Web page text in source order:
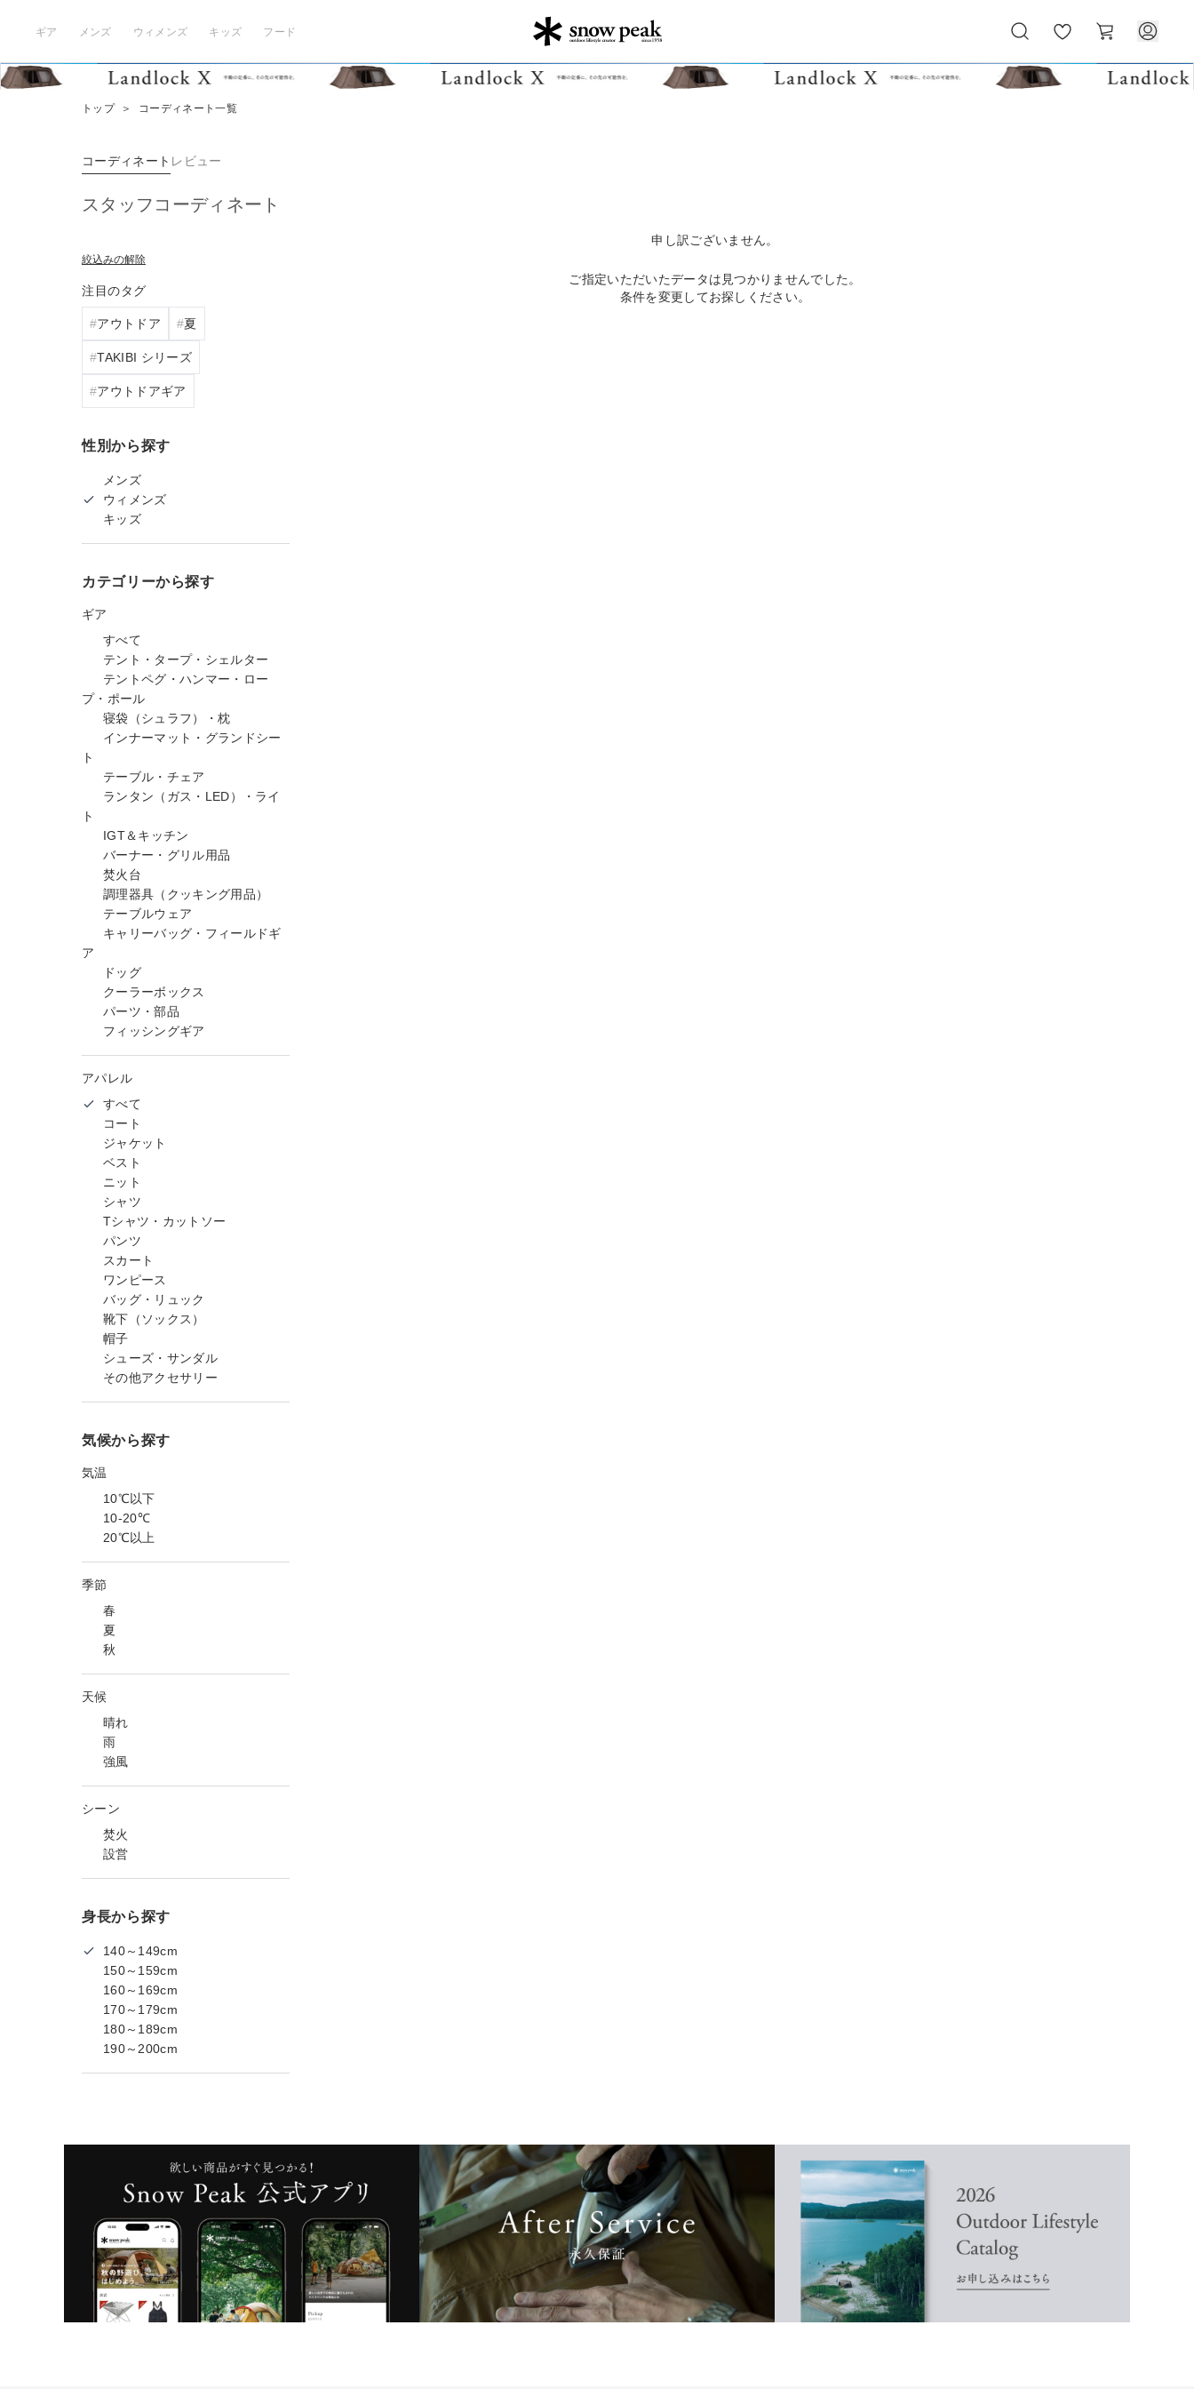
ギア メンズ ウィメンズ キッズ フード
気
に
ー
ト
トップ ＞ コーディネート一覧
コーディネート レビュー
スタッフコーディネート
絞込みの解除
注目のタグ
アウトドア 夏
TAKIBI シリーズ
アウトドアギア
性別から探す
メンズ
ウィメンズ
キッズ
カテゴリーから探す
ギア
すべて
テント・タープ・シェルター
テントペグ・ハンマー・ロー
プ・ポール
寝袋（シュラフ）・枕
インナーマット・グランドシー
ト
テーブル・チェア
ランタン（ガス・LED）・ライ
ト
IGT＆キッチン
バーナー・グリル用品
焚火台
調理器具（クッキング用品）
テーブルウェア
キャリーバッグ・フィールドギ
ア
ドッグ
クーラーボックス
パーツ・部品
フィッシングギア
アパレル
すべて
コート
ジャケット
ベスト
ニット
シャツ
Tシャツ・カットソー
パンツ
スカート
ワンピース
バッグ・リュック
靴下（ソックス）
帽子
シューズ・サンダル
その他アクセサリー
気候から探す
気温
10℃以下
10-20℃
20℃以上
季節
春
夏
秋
天候
晴れ
雨
強風
シーン
焚火
設営
身長から探す
140～149cm
150～159cm
160～169cm
170～179cm
180～189cm
190～200cm
申し訳ございません。
ご指定いただいたデータは見つかりませんでした。
条件を変更してお探しください。